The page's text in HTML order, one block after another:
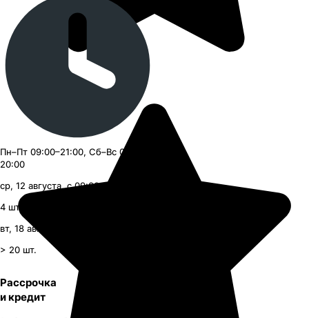
Пн–Пт 09:00–21:00, Сб–Вс 09:00–
20:00
ср, 12 августа, с 09:00
4 шт.
вт, 18 августа, с 09:00
> 20 шт.
Рассрочка
и кредит